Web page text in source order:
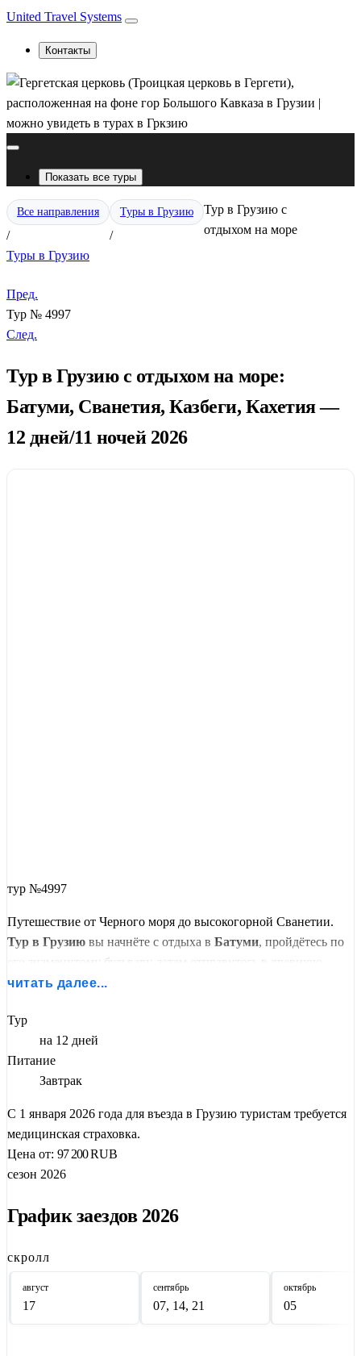
United Travel Systems
Контакты
Показать все туры
Все направления
/
Туры в Грузию
/
Тур в Грузию с
отдыхом на море
Туры в Грузию
Пред.
Тур № 4997
След.
Тур в Грузию с отдыхом на море:
Батуми, Сванетия, Казбеги, Кахетия —
12 дней/11 ночей 2026
тур №4997
Путешествие от Черного моря до высокогорной Сванетии.
Тур в Грузию вы начнёте с отдыха в Батуми, пройдётесь по
его знаменитому бульвару, затем отправитесь в древнюю
Кутаиси . Впереди — легендарная
Вы посетитеЗугдиди
пещерному городу
Гергети на Казбеге
Тур рассчитан на 12 дней, выезды по понедельникам.
Размещение — в отелях категории 3*/4*.
туристом.
читать далее...
Тур
на 12 дней
Питание
Завтрак
С 1 января 2026 года для въезда в Грузию туристам требуется
медицинская страховка.
Цена от: 97 200RUB
сезон 2026
График заездов 2026
скролл
август
17
сентябрь
07, 14, 21
октябрь
05